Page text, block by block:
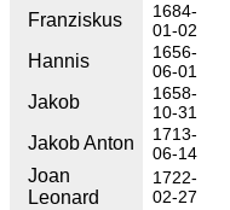
Franziskus
1684-
01-02
Hannis
1656-
06-01
Jakob
1658-
10-31
Jakob Anton
1713-
06-14
Joan
Leonard
1722-
02-27